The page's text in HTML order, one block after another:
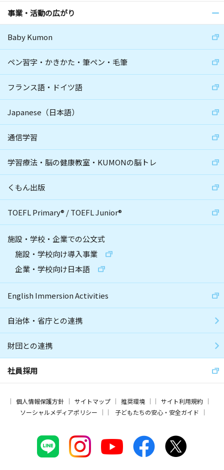
事業・活動の広がり
Baby Kumon
ペン習字・かきかた・筆ペン・毛筆
フランス語・ドイツ語
Japanese（日本語）
通信学習
学習療法・脳の健康教室・KUMONの脳トレ
くもん出版
TOEFL Primary® /TOEFL Junior®
施設・学校・企業での公文式
施設・学校向け導入事業
企業・学校向け日本語
English Immersion Activities
自治体・省庁との連携
財団との連携
社員採用
個人情報保護方針 サイトマップ 推奨環境
サイト利用規約
ソーシャルメディアポリシー
子どもたちの安心・安全ガイド